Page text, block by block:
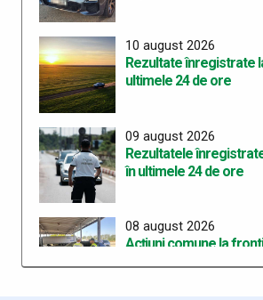
10 august 2026
Rezultate înregistrate
ultimele 24 de ore
09 august 2026
Rezultatele
în ultimele 24 de ore
08 august 2026
Acțiuni comune la